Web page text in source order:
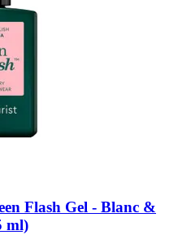
Flash Gel -​ Blanc &
ml)